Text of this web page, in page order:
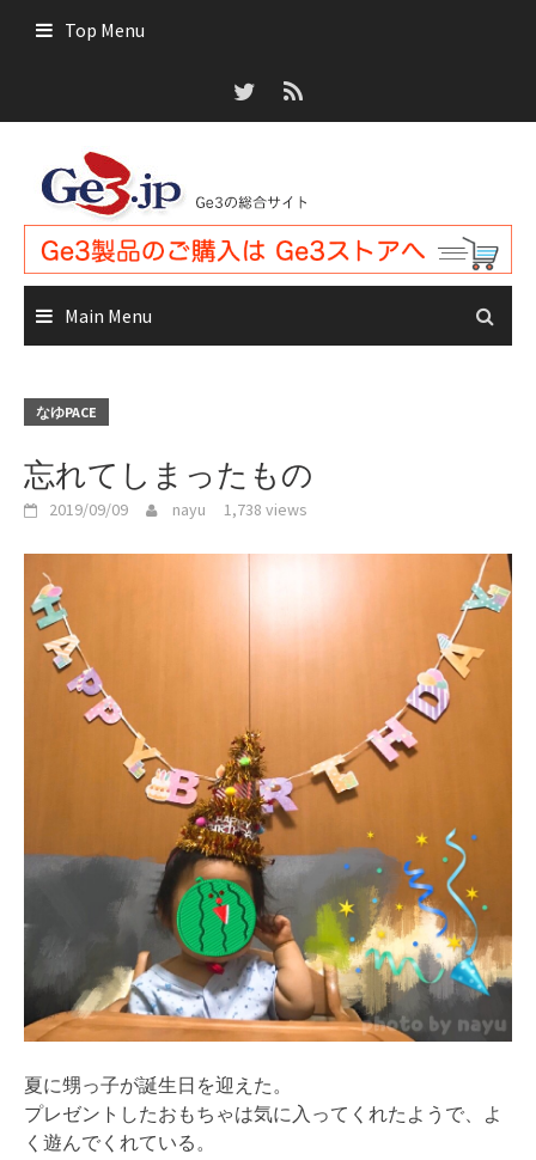
Top Menu
Main Menu
なゆPACE
忘れてしまったもの
2019/09/09 nayu 1,738 views
夏に甥っ子が誕生日を迎えた。
プレゼントしたおもちゃは気に入ってくれたようで、よ
く遊んでくれている。